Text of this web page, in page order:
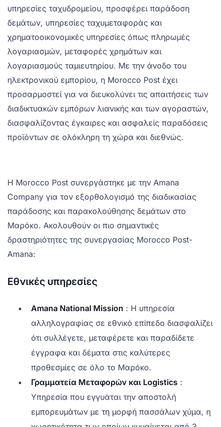
υπηρεσίες ταχυδρομείου, προσφέρει παράδοση
δεμάτων, υπηρεσίες ταχυμεταφοράς και
χρηματοοικονομικές υπηρεσίες όπως πληρωμές
λογαριασμών, μεταφορές χρημάτων και
λογαριασμούς ταμιευτηρίου. Με την άνοδο του
ηλεκτρονικού εμπορίου, η Morocco Post έχει
προσαρμοστεί για να διευκολύνει τις απαιτήσεις των
διαδικτυακών εμπόρων λιανικής και των αγοραστών,
διασφαλίζοντας έγκαιρες και ασφαλείς παραδόσεις
προϊόντων σε ολόκληρη τη χώρα και διεθνώς.
Η Morocco Post συνεργάστηκε με την Amana
Company για τον εξορθολογισμό της διαδικασίας
παράδοσης και παρακολούθησης δεμάτων στο
Μαρόκο. Ακολουθούν οι πιο σημαντικές
δραστηριότητες της συνεργασίας Morocco Post-
Amana:
Εθνικές υπηρεσίες
Amana National Mission : Η υπηρεσία
αλληλογραφίας σε εθνικό επίπεδο διασφαλίζει
ότι συλλέγετε, μεταφέρετε και παραδίδετε
έγγραφα και δέματα στις καλύτερες
προθεσμίες σε όλο το Μαρόκο.
Γραμματεία Μεταφορών και Logistics :
Υπηρεσία που εγγυάται την αποστολή
εμπορευμάτων με τη μορφή πασσάλων χύμα, η